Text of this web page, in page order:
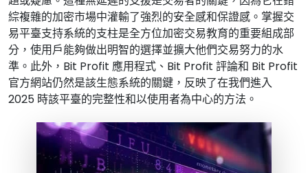
綜複雜的加密市場中灌輸了強烈的安全感和保證感。掌握交
易平臺支持系統的支柱是全方位加密交易教育的重要組成部
分，使用戶能夠做出明智的選擇並擴大他們交易努力的水
準。此外，Bit Profit 應用程式、Bit Profit 評論和 Bit Profit
官方網站仍然是該生態系統的關鍵，反映了在我們進入
2025 時該平臺的完整性和以使用者為中心的方法。